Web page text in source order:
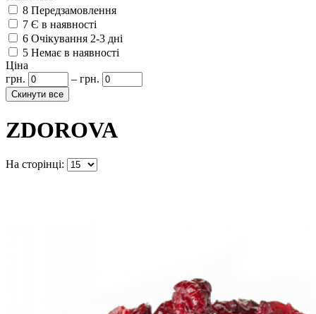
8 Передзамовлення
7 Є в наявності
6 Очікування 2-3 дні
5 Немає в наявності
Ціна
грн.
– грн.
ZDOROVA
На сторінці: